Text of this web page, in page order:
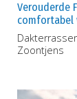
Verouderde
comfortabel
Zoontjens